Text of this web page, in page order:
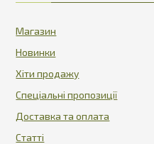
Магазин
Новинки
Хіти продажу
Спеціальні пропозиції
Доставка та оплата
Статті